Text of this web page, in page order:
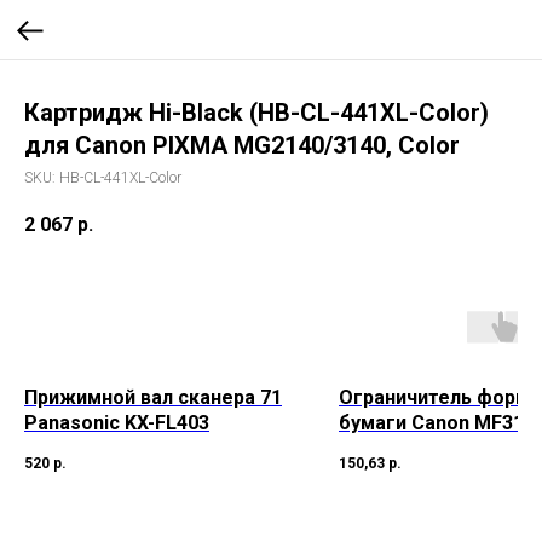
Картридж Hi-Black (HB-CL-441XL-Color)
для Canon PIXMA MG2140/3140, Color
SKU: HB-CL-441XL-Color
2 067 р.
Прижимной вал сканера 71
Panasonic KX-FL403
520 р.
Ограничитель
бумаги Canon
150,63 р.